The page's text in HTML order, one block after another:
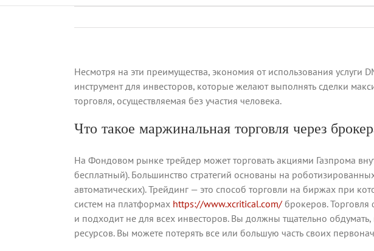
Несмотря на эти преимущества, экономия от использования
инструмент для инвесторов, которые желают выполнять сделки
торговля, осуществляемая без участия человека.
Что такое маржинальная торговля через
На Фондовом рынке трейдер может торговать акциями Газпрома
бесплатный). Большинство стратегий основаны на
автоматических). Трейдинг — это способ торговли на биржах при
систем на платформах https://www.xcritical.com/ брокеров.
и подходит не для всех инвесторов. Вы должны тщательно
ресурсов. Вы можете потерять все или большую часть своих